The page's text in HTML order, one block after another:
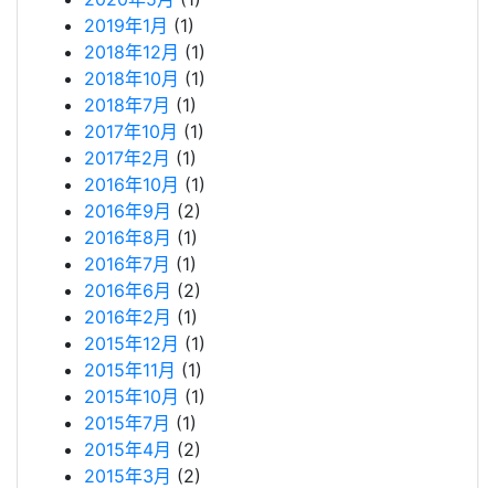
2019年1月 (1)
2018年12月 (1)
2018年10月 (1)
2018年7月 (1)
2017年10月 (1)
2017年2月 (1)
2016年10月 (1)
2016年9月 (2)
2016年8月 (1)
2016年7月 (1)
2016年6月 (2)
2016年2月 (1)
2015年12月 (1)
2015年11月 (1)
2015年10月 (1)
2015年7月 (1)
2015年4月 (2)
2015年3月 (2)